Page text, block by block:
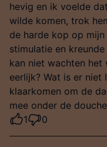
hevig en ik voelde
wilde komen, trok
de harde kop op
stimulatie en
kan niet wachten het
eerlijk? Wat is er niet
klaarkomen om de
mee onder de
1
0